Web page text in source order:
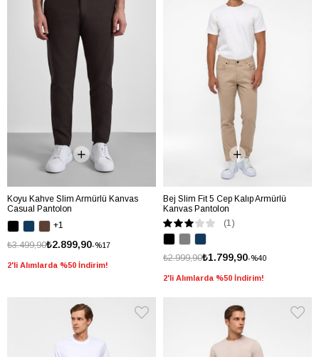
Koyu Kahve Slim Armürlü Kanvas
Casual Pantolon
+1
%17
₺2.899,90
₺3.499,90
2'li Alımlarda %50 İndirim!
Bej Slim Fit 5 Cep Kalıp Armürlü
Kanvas Pantolon
(1)
%40
₺1.799,90
₺2.999,90
2'li Alımlarda %50 İndirim!